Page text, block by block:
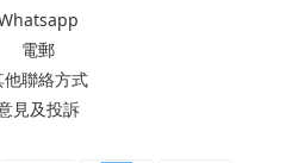
電郵
他聯絡方式
見及投訴